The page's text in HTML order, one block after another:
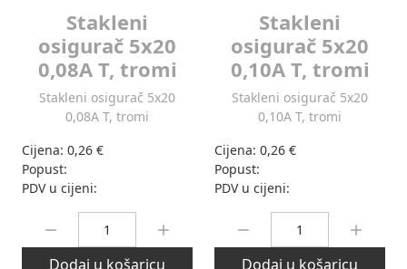
Stakleni
osigurač 5x20
0,08A T, tromi
Stakleni osigurač 5x20
0,08A T, tromi
Cijena: 0,26 €
Popust:
PDV u cijeni:
Dodaj u košaricu
Stakleni
osigurač 5x20
0,10A T, tromi
Stakleni osigurač 5x20
0,10A T, tromi
Cijena: 0,26 €
Popust:
PDV u cijeni:
Dodaj u košaricu